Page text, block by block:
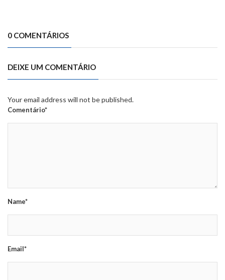
0 COMENTÁRIOS
DEIXE UM COMENTÁRIO
Your email address will not be published.
Comentário*
Name*
Email*